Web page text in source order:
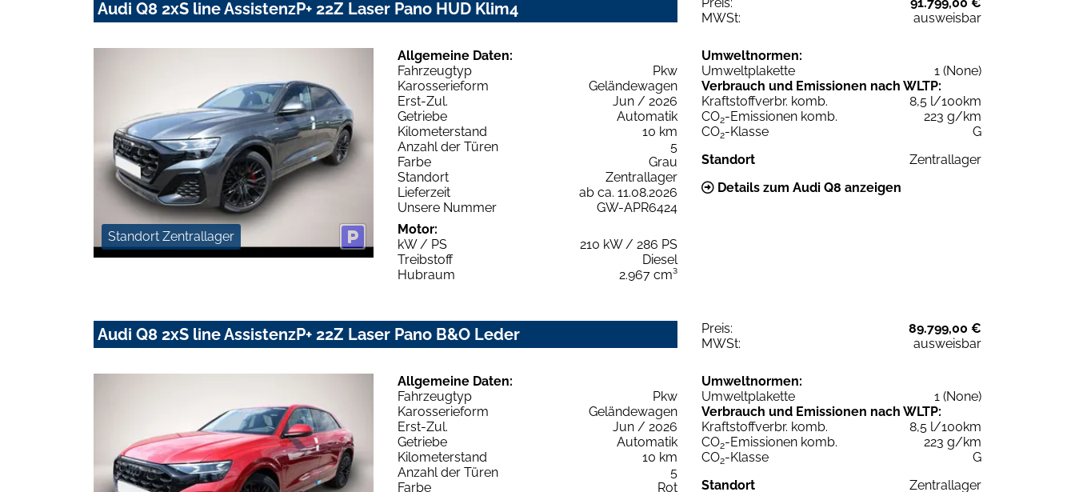
Audi Q8 2xS line AssistenzP+ 22Z Laser Pano HUD Klim4
MWSt:
ausweisbar
Standort Zentrallager
Allgemeine Daten:
Fahrzeugtyp
Pkw
Karosserieform
Geländewagen
Erst-Zul.
Jun / 2026
Getriebe
Automatik
Kilometerstand
10 km
Anzahl der Türen
5
Farbe
Grau
Standort
Zentrallager
Lieferzeit
ab ca. 11.08.2026
Unsere Nummer
GW-APR6424
Motor:
kW / PS
210 kW / 286 PS
Treibstoff
Diesel
Hubraum
2.967 cm³
Umweltnormen:
Umweltplakette
1 (None)
Verbrauch und Emissionen nach WLTP:
Kraftstoffverbr. komb.
8,5 l/100km
CO2-Emissionen komb.
223 g/km
CO2-Klasse
G
Standort
Zentrallager
Details zum Audi Q8 anzeigen
Audi Q8 2xS line AssistenzP+ 22Z Laser Pano B&O Leder Preis:
89.799,00 €
MWSt:
ausweisbar
Allgemeine Daten:
Fahrzeugtyp
Pkw
Karosserieform
Geländewagen
Erst-Zul.
Jun / 2026
Getriebe
Automatik
Kilometerstand
10 km
Anzahl der Türen
5
Farbe
Rot
Umweltnormen:
Umweltplakette
1 (None)
Verbrauch und Emissionen nach WLTP:
Kraftstoffverbr. komb.
8,5 l/100km
CO2-Emissionen komb.
223 g/km
CO2-Klasse
G
Standort
Zentrallager